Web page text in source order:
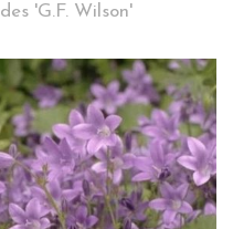
'G.F. Wilson'